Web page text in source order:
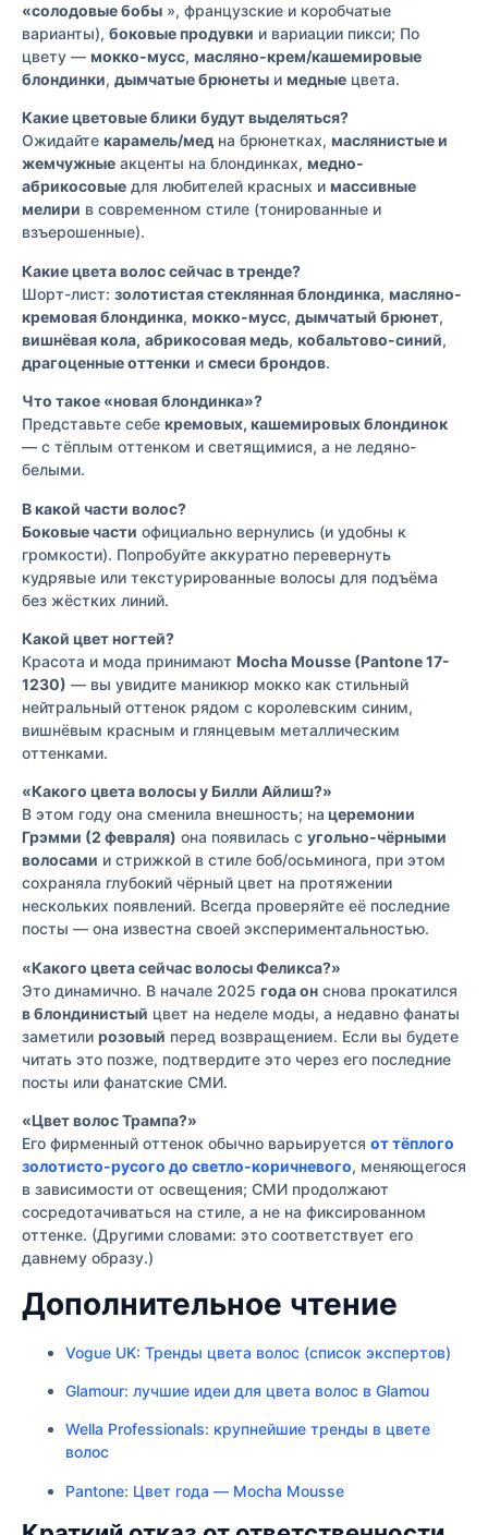
«солодовые бобы », французские и коробчатые
варианты), боковые продувки и вариации пикси; По
цвету — мокко-мусс, масляно-крем/кашемировые
блондинки, дымчатые брюнеты и медные цвета.
Какие цветовые блики будут выделяться?
Ожидайте карамель/мед на брюнетках, маслянистые и
жемчужные акценты на блондинках, медно-
абрикосовые для любителей красных и массивные
мелири в современном стиле (тонированные и
взъерошенные).
Какие цвета волос сейчас в тренде?
Шорт-лист: золотистая стеклянная блондинка, масляно-
кремовая блондинка, мокко-мусс, дымчатый брюнет,
вишнёвая кола, абрикосовая медь, кобальтово-синий,
драгоценные оттенки и смеси брондов.
Что такое «новая блондинка»?
Представьте себе кремовых, кашемировых блондинок
— с тёплым оттенком и светящимися, а не ледяно-
белыми.
В какой части волос?
Боковые части официально вернулись (и удобны к
громкости). Попробуйте аккуратно перевернуть
кудрявые или текстурированные волосы для подъёма
без жёстких линий.
Какой цвет ногтей?
Красота и мода принимают Mocha Mousse (Pantone 17-
1230) — вы увидите маникюр мокко как стильный
нейтральный оттенок рядом с королевским синим,
вишнёвым красным и глянцевым металлическим
оттенками.
«Какого цвета волосы у Билли Айлиш?»
В этом году она сменила внешность; на церемонии
Грэмми (2 февраля) она появилась с угольно-чёрными
волосами и стрижкой в стиле боб/осьминога, при этом
сохраняла глубокий чёрный цвет на протяжении
нескольких появлений. Всегда проверяйте её последние
посты — она известна своей экспериментальностью.
«Какого цвета сейчас волосы Феликса?»
Это динамично. В начале 2025 года он снова прокатился
в блондинистый цвет на неделе моды, а недавно фанаты
заметили розовый перед возвращением. Если вы будете
читать это позже, подтвердите это через его последние
посты или фанатские СМИ.
«Цвет волос Трампа?»
Его фирменный оттенок обычно варьируется от тёплого
золотисто-русого до светло-коричневого, меняющегося
в зависимости от освещения; СМИ продолжают
сосредотачиваться на стиле, а не на фиксированном
оттенке. (Другими словами: это соответствует его
давнему образу.)
Дополнительное чтение
Vogue UK: Тренды цвета волос (список экспертов)
Glamour: лучшие идеи для цвета волос в Glamou
Wella Professionals: крупнейшие тренды в цвете
волос
Pantone: Цвет года — Mocha Mousse